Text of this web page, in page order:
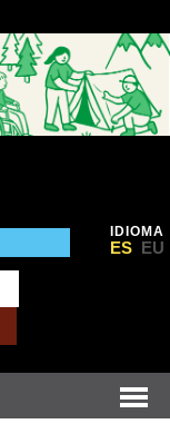
IDIOMA
ES EU